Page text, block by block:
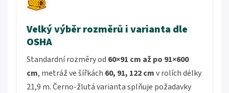
Velký výběr rozměrů i varianta dle
OSHA
Standardní rozměry od 60×91 cm až po 91×600
cm, metráž ve šířkách 60, 91, 122 cmv rolích délky
21,9 m. Černo-žlutá varianta splňuje požadavky